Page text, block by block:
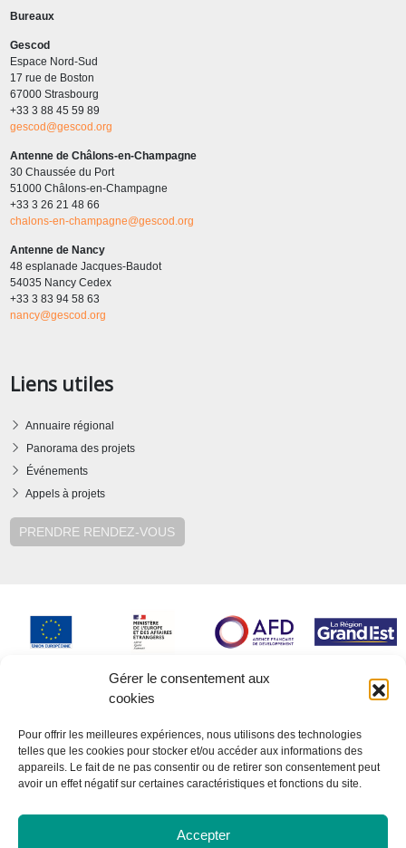
Gérer le consentement aux
cookies
Pour offrir les meilleures expériences, nous utilisons des technologies
telles que les cookies pour stocker et/ou accéder aux informations des
appareils. Le fait de ne pas consentir ou de retirer son consentement peut
avoir un effet négatif sur certaines caractéristiques et fonctions du site.
Accepter
Bureaux
Gescod
Espace Nord-Sud
17 rue de Boston
67000 Strasbourg
+33 3 88 45 59 89
gescod@gescod.org
Antenne de Châlons-en-Champagne
30 Chaussée du Port
51000 Châlons-en-Champagne
+33 3 26 21 48 66
chalons-en-champagne@gescod.org
Antenne de Nancy
48 esplanade Jacques-Baudot
54035 Nancy Cedex
+33 3 83 94 58 63
nancy@gescod.org
Liens utiles
Annuaire régional
Panorama des projets
Événements
Appels à projets
PRENDRE RENDEZ-VOUS